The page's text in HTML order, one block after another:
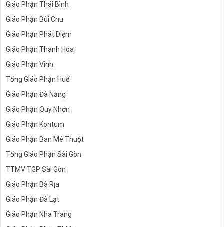
Giáo Phận Thái Bình
Giáo Phận Bùi Chu
Giáo Phận Phát Diệm
Giáo Phận Thanh Hóa
Giáo Phận Vinh
Tổng Giáo Phận Huế
Giáo Phận Đà Nẵng
Giáo Phận Quy Nhơn
Giáo Phận Kontum
Giáo Phận Ban Mê Thuột
Tổng Giáo Phận Sài Gòn
TTMV TGP Sài Gòn
Giáo Phận Bà Rịa
Giáo Phận Đà Lạt
Giáo Phận Nha Trang